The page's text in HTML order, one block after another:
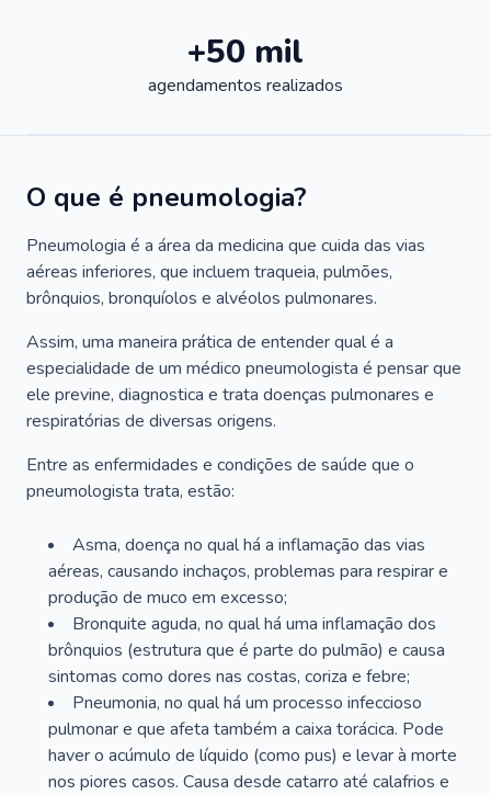
+50 mil
agendamentos realizados
O que é pneumologia?
Pneumologia é a área da medicina que cuida das vias
aéreas inferiores, que incluem traqueia, pulmões,
brônquios, bronquíolos e alvéolos pulmonares.
Assim, uma maneira prática de entender qual é a
especialidade de um médico pneumologista é pensar que
ele previne, diagnostica e trata doenças pulmonares e
respiratórias de diversas origens.
Entre as enfermidades e condições de saúde que o
pneumologista trata, estão:
Asma, doença no qual há a inflamação das vias
aéreas, causando inchaços, problemas para respirar e
produção de muco em excesso;
Bronquite aguda, no qual há uma inflamação dos
brônquios (estrutura que é parte do pulmão) e causa
sintomas como dores nas costas, coriza e febre;
Pneumonia, no qual há um processo infeccioso
pulmonar e que afeta também a caixa torácica. Pode
haver o acúmulo de líquido (como pus) e levar à morte
nos piores casos. Causa desde catarro até calafrios e